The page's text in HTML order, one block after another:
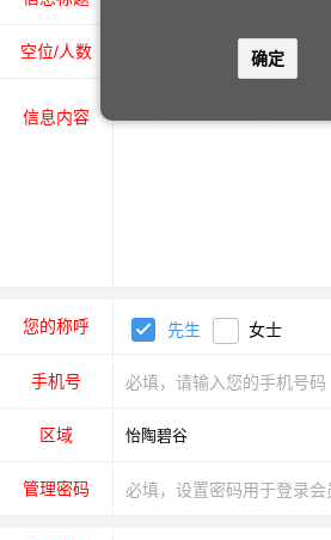
确定
空位/人数
信息内容
您的称呼 先生 女士
手机号
区域
管理密码